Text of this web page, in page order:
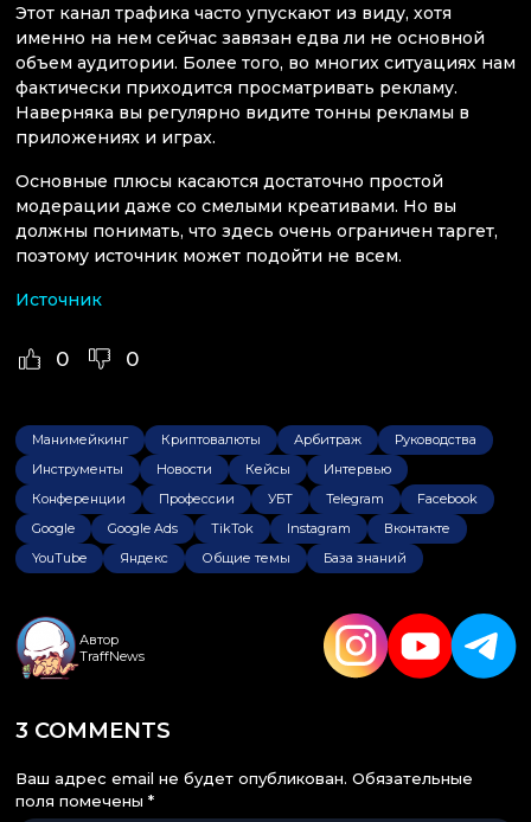
Этот канал трафика часто упускают из виду, хотя
именно на нем сейчас завязан едва ли не основной
объем аудитории. Более того, во многих ситуациях нам
фактически приходится просматривать рекламу.
Наверняка вы регулярно видите тонны рекламы в
приложениях и играх.
Основные плюсы касаются достаточно простой
модерации даже со смелыми креативами. Но вы
должны понимать, что здесь очень ограничен таргет,
поэтому источник может подойти не всем.
Источник
0 0
Манимейкинг Криптовалюты Арбитраж
Руководства
Инструменты
Новости Кейсы
Интервью
Конференции
Профессии УБТ Telegram
Facebook
Google
Google Ads TikTok Instagram
Вконтакте
YouTube
Яндекс Общие темы База знаний
Автор
TraffNews
3 COMMENTS
Ваш адрес email не будет опубликован. Обязательные
поля помечены *